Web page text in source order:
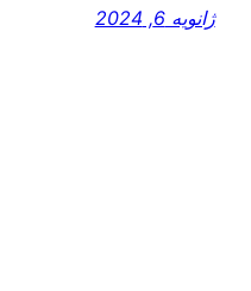
ژانویه 6, 2024